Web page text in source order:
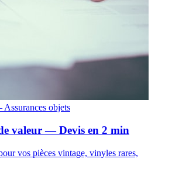
objets
valeur — Devis en 2 min
vos pièces vintage, vinyles rares,